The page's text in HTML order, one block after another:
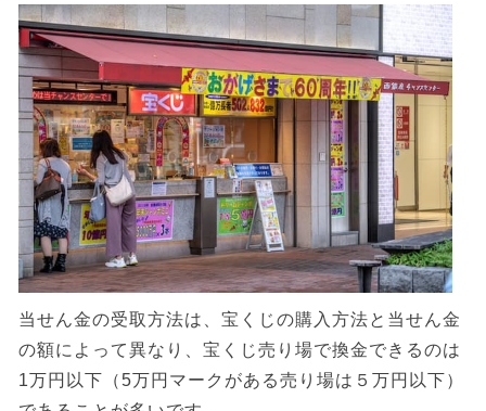
当せん金の受取方法は、宝くじの購入方法と当せん金
の額によって異なり、宝くじ売り場で換金できるのは
1万円以下（5万円マークがある売り場は５万円以下）